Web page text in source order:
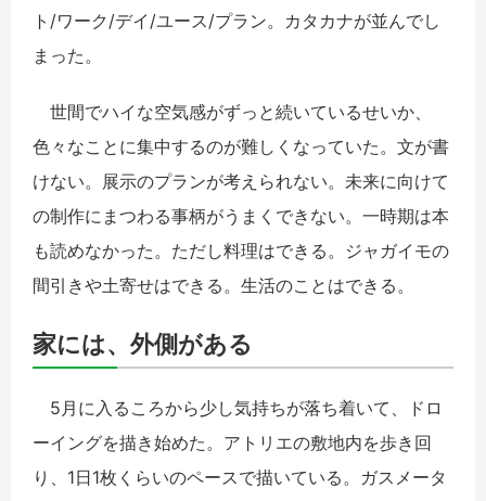
ト/ワーク/デイ/ユース/プラン。カタカナが並んでし
まった。
世間でハイな空気感がずっと続いているせいか、
色々なことに集中するのが難しくなっていた。文が書
けない。展示のプランが考えられない。未来に向けて
の制作にまつわる事柄がうまくできない。一時期は本
も読めなかった。ただし料理はできる。ジャガイモの
間引きや土寄せはできる。生活のことはできる。
家には、外側がある
5月に入るころから少し気持ちが落ち着いて、ドロ
ーイングを描き始めた。アトリエの敷地内を歩き回
り、1日1枚くらいのペースで描いている。ガスメータ